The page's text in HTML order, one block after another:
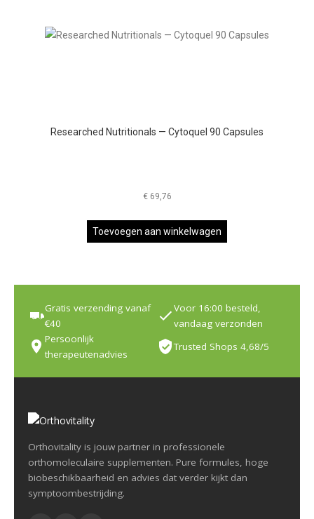
Researched Nutritionals — Cytoquel 90 Capsules
€69,76
Toevoegen aan winkelwagen
Gratis verzending vanaf
€40
Voor 16:00 besteld,
vandaag verzonden
Persoonlijk
therapeutenadvies
Trusted Shops 4,68/5
Orthovitality is jouw partner in professionele
orthomoleculaire supplementen. Pure formules, hoge
biobeschikbaarheid en advies dat verder kijkt dan
symptoombestrijding.